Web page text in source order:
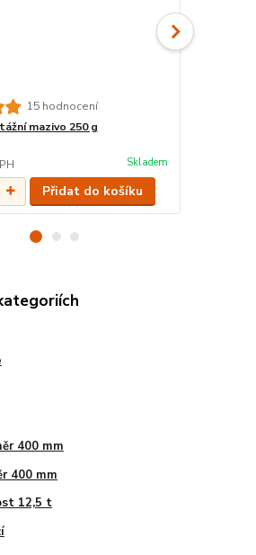
15 hodnocení
mazivo 250 g
Skladem
Přidat do košíku
400 mm
400 mm
12,5 t